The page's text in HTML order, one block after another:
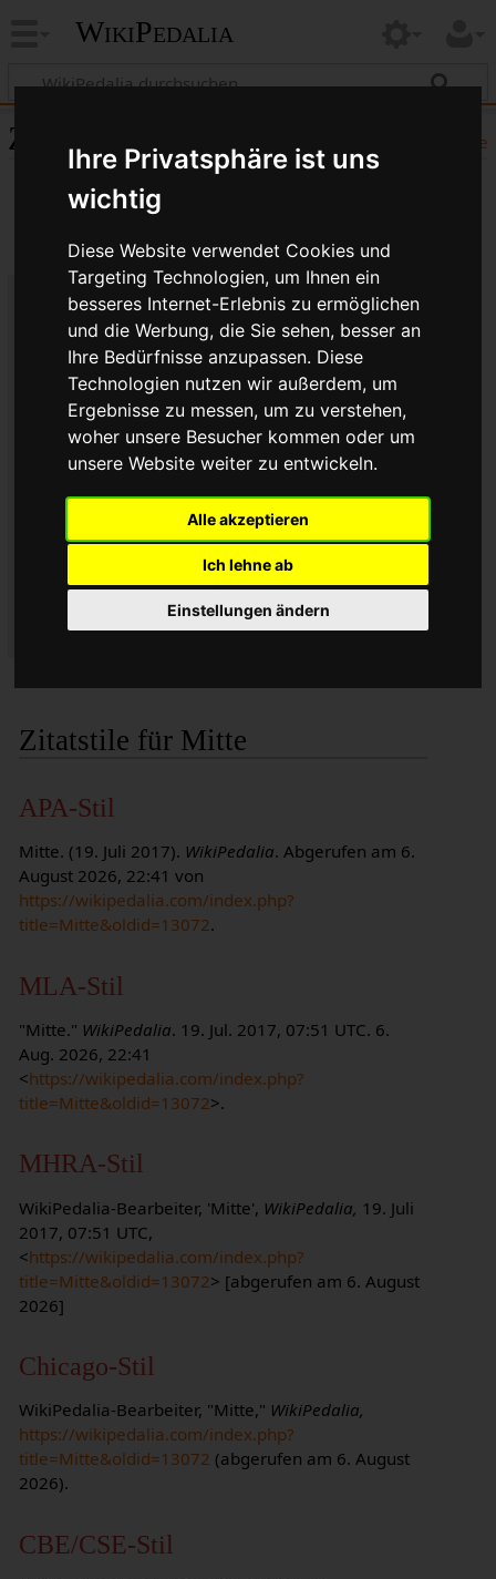
Ihre Privatsphäre ist uns
wichtig
Diese Website verwendet Cookies und
Targeting Technologien, um Ihnen ein
besseres Internet-Erlebnis zu ermöglichen
und die Werbung, die Sie sehen, besser an
Ihre Bedürfnisse anzupassen. Diese
Technologien nutzen wir außerdem, um
Ergebnisse zu messen, um zu verstehen,
woher unsere Besucher kommen oder um
unsere Website weiter zu entwickeln.
Alle akzeptieren
Ich lehne ab
Einstellungen ändern
WikiPedalia
Hilfe
Zitierhilfe
Bibliografische Angaben für
Mitte
Seitentitel: Mitte
Autor(en): WikiPedalia-Bearbeiter
Herausgeber:WikiPedalia
07:51 UTC
Datum des Abrufs: 6. August 2026, 22:41 UTC
https://wikipedalia.com/index.php?
title=Mitte&oldid=13072
Versionskennung: 13072
Zitatstile für Mitte
APA-Stil
Mitte. (19. Juli 2017). WikiPedalia. Abgerufen am 6.
August 2026, 22:41 von
https://wikipedalia.com/index.php?
title=Mitte&oldid=13072.
MLA-Stil
"Mitte." WikiPedalia. 19. Jul. 2017, 07:51 UTC. 6.
Aug. 2026, 22:41
<https://wikipedalia.com/index.php?
title=Mitte&oldid=13072>.
MHRA-Stil
WikiPedalia-Bearbeiter, 'Mitte', WikiPedalia, 19. Juli
2017, 07:51 UTC,
<https://wikipedalia.com/index.php?
title=Mitte&oldid=13072> [abgerufen am 6. August
2026]
Chicago-Stil
WikiPedalia-Bearbeiter, "Mitte," WikiPedalia,
https://wikipedalia.com/index.php?
title=Mitte&oldid=13072 (abgerufen am 6. August
2026).
CBE/CSE-Stil